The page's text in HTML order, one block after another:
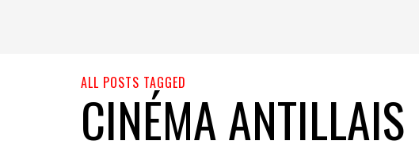
ALL POSTS TAGGED
CINÉMA ANTILLAIS